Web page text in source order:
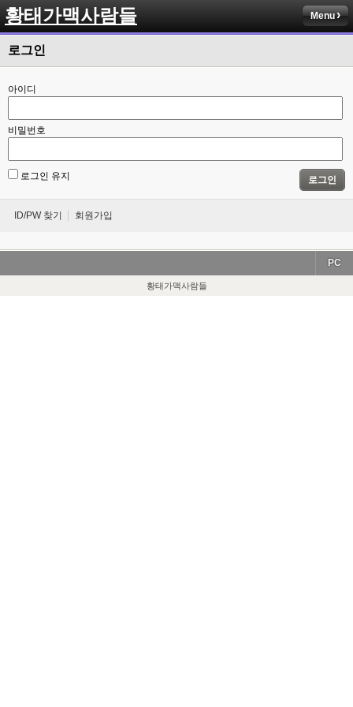
황태가맥사람들 Menu
로그인
아이디
비밀번호
로그인 유지 로그인
ID/PW 찾기 회원가입
PC
황태가맥사람들